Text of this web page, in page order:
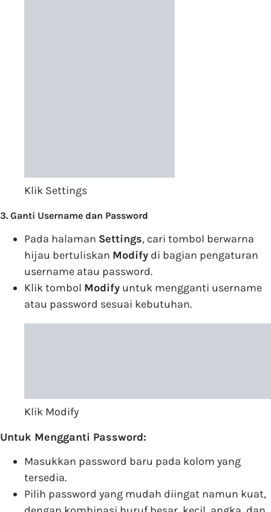
Klik Settings
3. Ganti Username dan Password
Pada halaman Settings, cari tombol berwarna
hijau bertuliskan Modify di bagian pengaturan
username atau password.
Klik tombol Modify untuk mengganti username
atau password sesuai kebutuhan.
Klik Modify
Untuk Mengganti Password:
Masukkan password baru pada kolom yang
tersedia.
Pilih password yang mudah diingat namun kuat,